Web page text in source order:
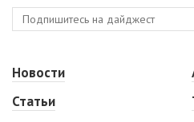
Новости
Статьи